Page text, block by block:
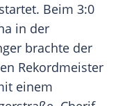
Beim 3:0
in der
brachte der
Rekordmeister
einem